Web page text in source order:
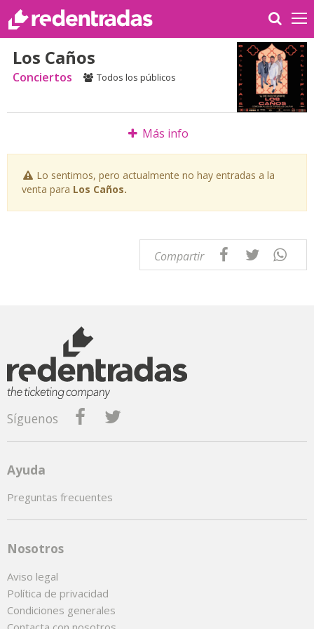
Los Caños
Conciertos Todos los públicos
Más info
Lo sentimos, pero actualmente no hay entradas a la
venta para Los Caños.
Compartir
Síguenos
Ayuda
Preguntas frecuentes
Nosotros
Aviso legal
Política de privacidad
Condiciones generales